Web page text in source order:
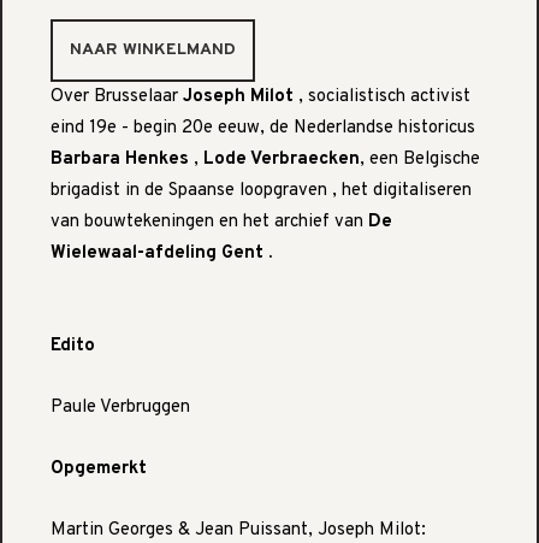
Over Brusselaar Joseph Milot , socialistisch activist
eind 19e - begin 20e eeuw, de Nederlandse historicus
Barbara Henkes , Lode Verbraecken, een Belgische
brigadist in de Spaanse loopgraven , het digitaliseren
van bouwtekeningen en het archief van De
Wielewaal-afdeling Gent .
Edito
Paule Verbruggen
Opgemerkt
Martin Georges & Jean Puissant, Joseph Milot: